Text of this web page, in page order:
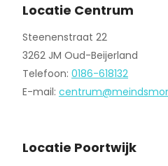
Locatie Centrum
Steenenstraat 22
3262 JM Oud-Beijerland
Telefoon: 0186-618132
E-mail:
Locatie Poortwijk